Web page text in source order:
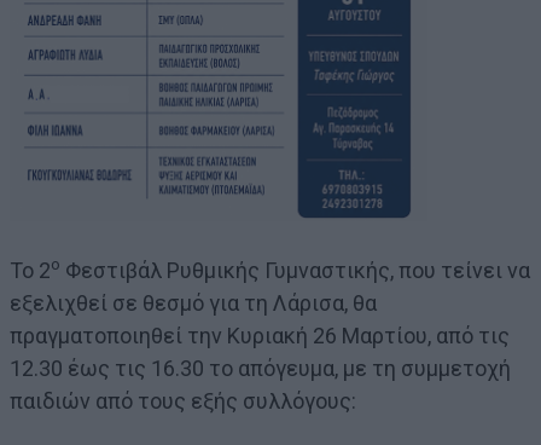
Το 2ο Φεστιβάλ Ρυθμικής Γυμναστικής, που τείνει να
εξελιχθεί σε θεσμό για τη Λάρισα, θα
πραγματοποιηθεί την Κυριακή 26 Μαρτίου, από τις
12.30 έως τις 16.30 το απόγευμα, με τη συμμετοχή
παιδιών από τους εξής συλλόγους: